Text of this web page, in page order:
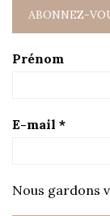
ABONNEZ-
Prénom
E-mail *
Nous gardons